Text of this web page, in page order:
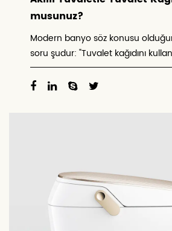
musunuz?
Modern banyo söz konusu
soru şudur: "Tuvalet kağıdını